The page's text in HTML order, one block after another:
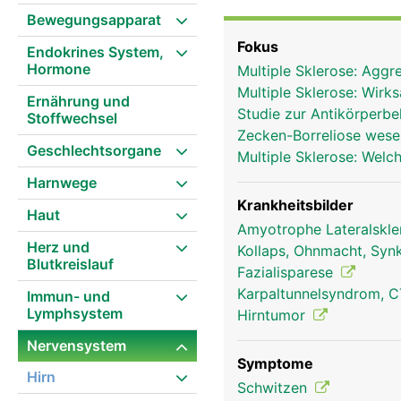
Bewegungsapparat
Endokrines System,
Hormone
Ernährung und
Stoffwechsel
Geschlechtsorgane
Harnwege
Haut
Herz und
Blutkreislauf
Immun- und
Lymphsystem
Nervensystem
Hirn
gehören zum
Nervenzellen, die alle
erhalten, filtern,
Dabei werden von der
(somatische) und das
Nervensystem steuert
und Beine. Das
beeinflussbaren
Anteile: den
Sympathikus wirkt
Drosselung der
Ruhezustand. Jede
mehrere Fortsätze, die
zu empfangen, aber
können über einen
der Signale von einer
Fokus
Multiple Sklerose:
Multiple Sklerose:
Studie zur
Zecken-Borreliose
Multiple Sklerose:
Krankheitsbilder
Amyotrophe
Kollaps, Ohnmacht,
Fazialisparese
Karpaltunnelsyndrom,
Hirntumor
Symptome
Schwitzen